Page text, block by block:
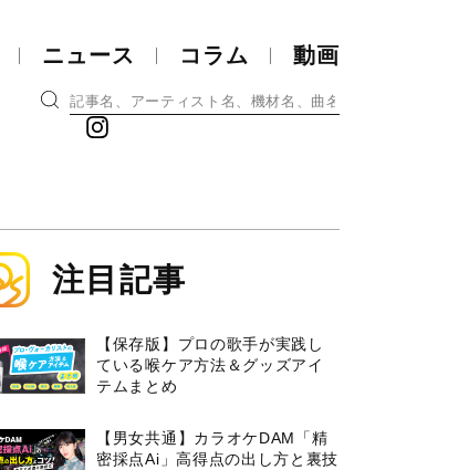
ニュース コラム 動画
注目記事
【保存版】プロの歌手が実践し
ている喉ケア⽅法＆グッズアイ
テムまとめ
【男女共通】カラオケDAM「精
密採点Ai」高得点の出し方と裏技